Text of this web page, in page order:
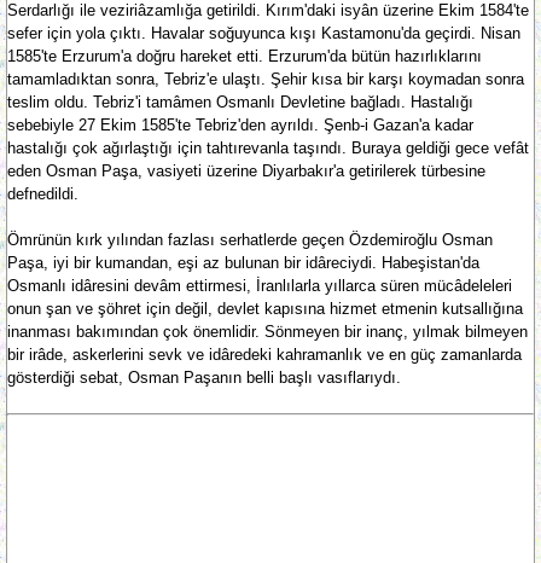
Serdarlığı ile veziriâzamlığa getirildi. Kırım'daki isyân üzerine Ekim 1584'te
sefer için yola çıktı. Havalar soğuyunca kışı Kastamonu'da geçirdi. Nisan
1585'te Erzurum'a doğru hareket etti. Erzurum'da bütün hazırlıklarını
tamamladıktan sonra, Tebriz'e ulaştı. Şehir kısa bir karşı koymadan sonra
teslim oldu. Tebriz'i tamâmen Osmanlı Devletine bağladı. Hastalığı
sebebiyle 27 Ekim 1585'te Tebriz'den ayrıldı. Şenb-i Gazan'a kadar
hastalığı çok ağırlaştığı için tahtırevanla taşındı. Buraya geldiği gece vefât
eden Osman Paşa, vasiyeti üzerine Diyarbakır'a getirilerek türbesine
defnedildi.
Ömrünün kırk yılından fazlası serhatlerde geçen Özdemiroğlu Osman
Paşa, iyi bir kumandan, eşi az bulunan bir idâreciydi. Habeşistan'da
Osmanlı idâresini devâm ettirmesi, İranlılarla yıllarca süren mücâdeleleri
onun şan ve şöhret için değil, devlet kapısına hizmet etmenin kutsallığına
inanması bakımından çok önemlidir. Sönmeyen bir inanç, yılmak bilmeyen
bir irâde, askerlerini sevk ve idâredeki kahramanlık ve en güç zamanlarda
gösterdiği sebat, Osman Paşanın belli başlı vasıflarıydı.